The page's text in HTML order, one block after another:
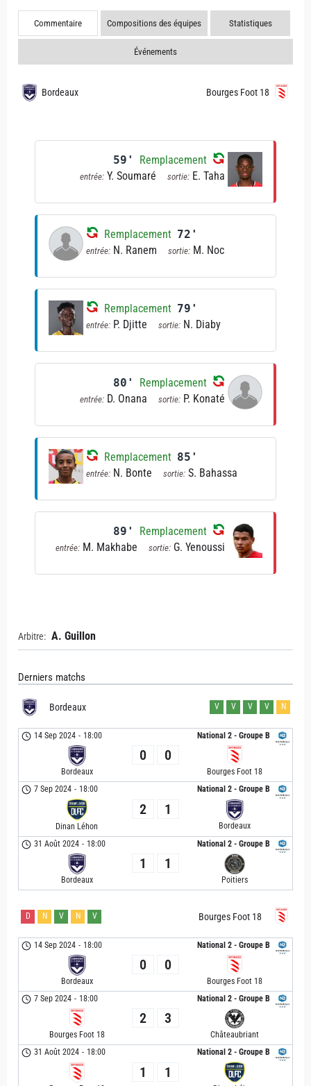
Commentaire Compositions des équipes Statistiques
Événements
Bordeaux Bourges Foot 18
59' Remplacement
entrée: Y. Soumaré sortie: E. Taha
Remplacement 72'
entrée: N. Ranem sortie: M. Noc
Remplacement 79'
entrée: P. Djitte sortie: N. Diaby
80' Remplacement
entrée: D. Onana sortie: P. Konaté
Remplacement 85'
entrée: N. Bonte sortie: S. Bahassa
89' Remplacement
entrée: M. Makhabe sortie: G. Yenoussi
Arbitre: A. Guillon
Derniers matchs
Bordeaux V V V V N
National 2 - Groupe B
14 Sep 2024 - 18:00
Bordeaux
0 0
Bourges Foot 18
National 2 - Groupe B
7 Sep 2024 - 18:00
Dinan Léhon
2 1
Bordeaux
National 2 - Groupe B
31 Août 2024 - 18:00
Bordeaux
1 1
Poitiers
Bourges Foot 18
D N V N V
National 2 - Groupe B
14 Sep 2024 - 18:00
Bordeaux
0 0
Bourges Foot 18
National 2 - Groupe B
7 Sep 2024 - 18:00
Bourges Foot 18
2 3
Châteaubriant
National 2 - Groupe B
31 Août 2024 - 18:00
1 1